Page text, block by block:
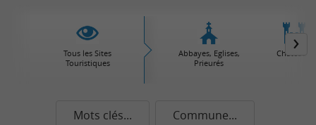
Tous les Sites
Touristiques
Abbayes, Eglises,
Prieurés
Châteaux
Mots clés... Commune...